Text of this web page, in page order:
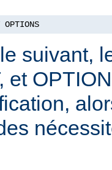
suivant,
et